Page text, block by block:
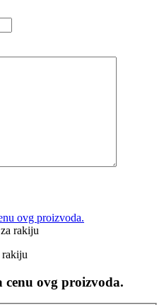
ovg proizvoda.
rakiju
cenu ovg proizvoda.